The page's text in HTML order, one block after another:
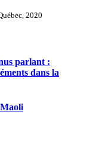
2020
parlant :
dans la